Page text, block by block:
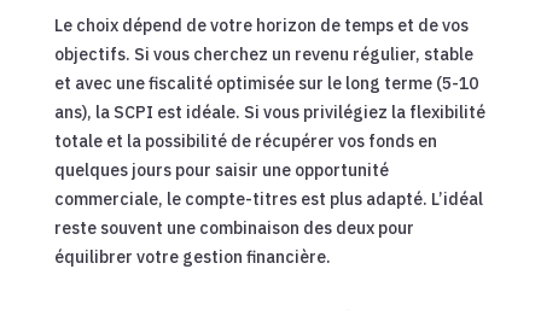
Le choix dépend de votre horizon de temps et de vos
objectifs. Si vous cherchez un revenu régulier, stable
et avec une fiscalité optimisée sur le long terme (5-10
ans), la SCPI est idéale. Si vous privilégiez la flexibilité
totale et la possibilité de récupérer vos fonds en
quelques jours pour saisir une opportunité
commerciale, le compte-titres est plus adapté. L’idéal
reste souvent une combinaison des deux pour
équilibrer votre gestion financière.